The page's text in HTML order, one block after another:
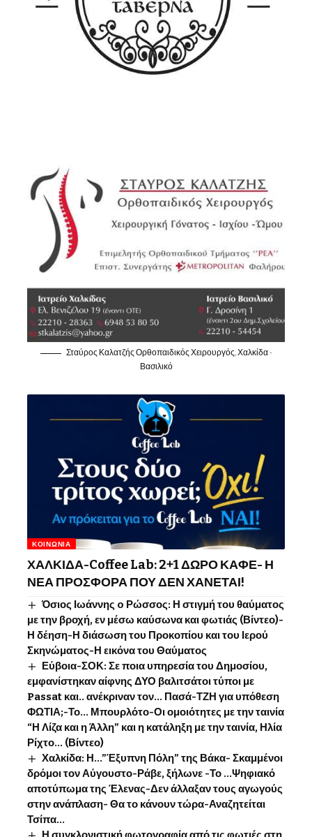
Σταύρος Καλατζής Ορθοπαιδικός Χειρουργός, Χαλκίδα -
Βασιλικό
ΚΟΙΝΩΝΊΑ
ΧΑΛΚΙΔΑ-Coffee Lab: 2+1 ΔΩΡΟ ΚΑΦΕ- Η
ΝΕΑ ΠΡΟΣΦΟΡΑ ΠΟΥ ΔΕΝ ΧΑΝΕΤΑΙ!
Όσιος Ιωάννης o Ρώσσος: Η στιγμή του θαύματος
με την βροχή, εν μέσω καύσωνα και φωτιάς (Βίντεο)-
Η δέηση-Η διάσωση του Προκοπίου και του Ιερού
Σκηνώματος-Η εικόνα του Θαύματος
Εύβοια-ΣΟΚ: Σε ποια υπηρεσία του Δημοσίου,
εμφανίστηκαν αίφνης ΔΥΟ βαλιτσάτοι τύποι με
Passat και.. ανέκριναν τον… Πασά-ΤΖΗ για υπόθεση
ΦΩΤΙΑ;-Το… Μπουρλότο-Οι ομοιότητες με την ταινία
“Η Λίζα και η Άλλη” και η κατάληξη με την ταινία, Ηλία
Ρίχτο… (Βίντεο)
Χαλκίδα: Η…”Έξυπνη Πόλη” της Βάκα- Σκαμμένοι
δρόμοι τον Αύγουστο-Ράβε, ξήλωνε -Το …Ψηφιακό
αποτύπωμα της Έλενας-Δεν άλλαξαν τους αγωγούς
στην ανάπλαση- Θα το κάνουν τώρα-Αναζητείται
Τσίπα…